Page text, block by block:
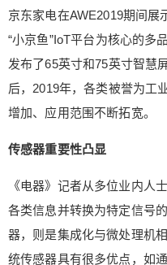
京东家电在AWE2019期间展
“小京鱼”IoT平台为核心的多
发布了65英寸和75英寸智慧
后，2019年，各类被誉为工
增加、应用范围不断拓宽。
传感器重要性凸显
《电器》记者从多位业内人
各类信息并转换为特定信号
器，则是集成化与微处理机
统传感器具有很多优点，如
步扩大用户连接的数量
千万。格力电器宣布
WE2019期间展示了全
“小京鱼”IoT平台为核
慧生活。华为发布了65
为工业和电子产品 “五
从多位业内人士那里
各类信息并转换为特
电的智能传感器，则
产物。智能传感器相